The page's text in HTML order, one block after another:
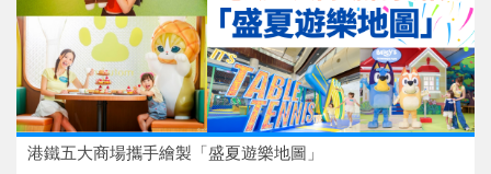
港鐵五大商場攜手繪製「盛夏遊樂地圖」